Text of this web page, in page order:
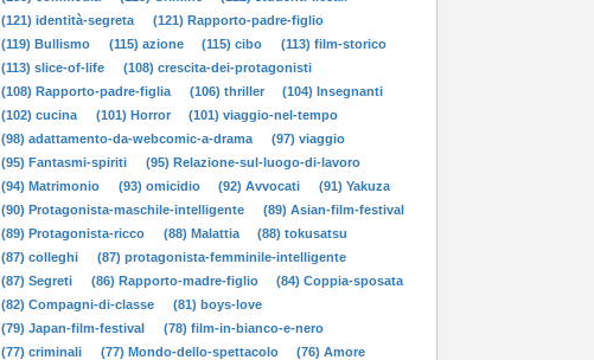
(121) identità-segreta
(121) Rapporto-padre-figlio
(119) Bullismo
(115) azione (115) cibo
(113) film-storico
(113) slice-of-life
(108) crescita-dei-protagonisti
(108) Rapporto-padre-figlia
(106) thriller
(104) Insegnanti
(102) cucina
(101) Horror
(101) viaggio-nel-tempo
(98) adattamento-da-webcomic-a-drama
(97) viaggio
(95) Fantasmi-spiriti
(95) Relazione-sul-luogo-di-lavoro
(94) Matrimonio
(93) omicidio (92) Avvocati
(91) Yakuza
(90) Protagonista-maschile-intelligente
(89) Asian-film-festival
(89) Protagonista-ricco
(88) Malattia
(88) tokusatsu
(87) colleghi
(87) protagonista-femminile-intelligente
(87) Segreti
(86) Rapporto-madre-figlio
(84) Coppia-sposata
(82) Compagni-di-classe
(81) boys-love
(79) Japan-film-festival
(78) film-in-bianco-e-nero
(77) criminali
(77) Mondo-dello-spettacolo
(76) Amore